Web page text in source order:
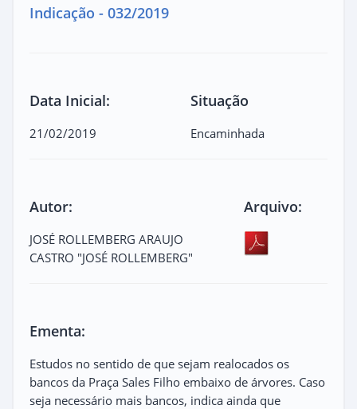
Indicação - 032/2019
Data Inicial:
21/02/2019
Situação
Encaminhada
Autor:
JOSÉ ROLLEMBERG ARAUJO
CASTRO "JOSÉ ROLLEMBERG"
Arquivo:
Ementa:
Estudos no sentido de que sejam realocados os
bancos da Praça Sales Filho embaixo de árvores. Caso
seja necessário mais bancos, indica ainda que